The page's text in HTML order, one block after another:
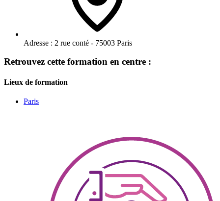
Adresse : 2 rue conté - 75003 Paris
Retrouvez cette formation en centre :
Lieux de formation
Paris